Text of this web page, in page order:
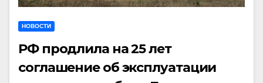
НОВОСТИ
РФ продлила на 25 лет
соглашение об эксплуатации